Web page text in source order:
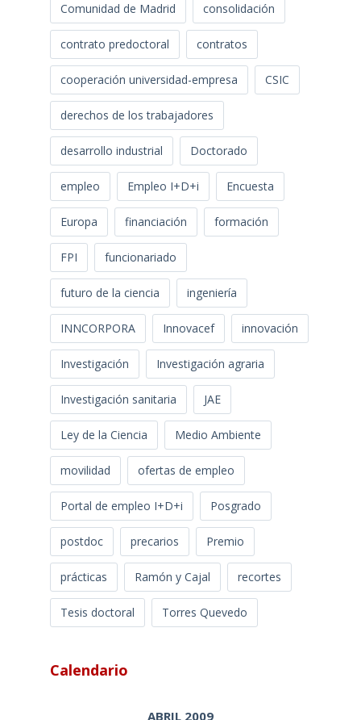
Comunidad de Madrid consolidación
contrato predoctoral contratos
cooperación universidad-empresa CSIC
derechos de los trabajadores
desarrollo industrial Doctorado
empleo Empleo I+D+i Encuesta
Europa financiación formación
FPI funcionariado
futuro de la ciencia ingeniería
INNCORPORA Innovacef innovación
Investigación Investigación agraria
Investigación sanitaria JAE
Ley de la Ciencia Medio Ambiente
movilidad ofertas de empleo
Portal de empleo I+D+i Posgrado
postdoc precarios Premio
prácticas Ramón y Cajal recortes
Tesis doctoral Torres Quevedo
Calendario
ABRIL 2009